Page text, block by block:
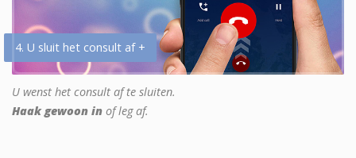
4. U sluit het consult af +
U wenst het consult af te sluiten.
Haak gewoon in of leg af.